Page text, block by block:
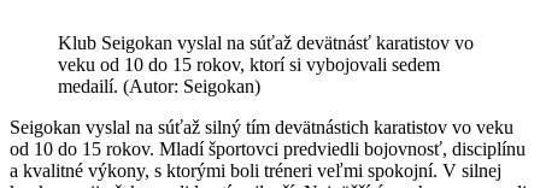
Klub Seigokan vyslal na súťaž devätnásť karatistov vo
veku od 10 do 15 rokov, ktorí si vybojovali sedem
medailí. (Autor: Seigokan)
Seigokan vyslal na súťaž silný tím devätnástich karatistov vo veku
od 10 do 15 rokov. Mladí športovci predviedli bojovnosť, disciplínu
a kvalitné výkony, s ktorými boli tréneri veľmi spokojní. V silnej